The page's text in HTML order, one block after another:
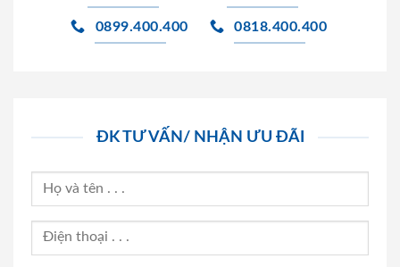
0899.400.400 0818.400.400
ĐK TƯ VẤN/ NHẬN ƯU ĐÃI